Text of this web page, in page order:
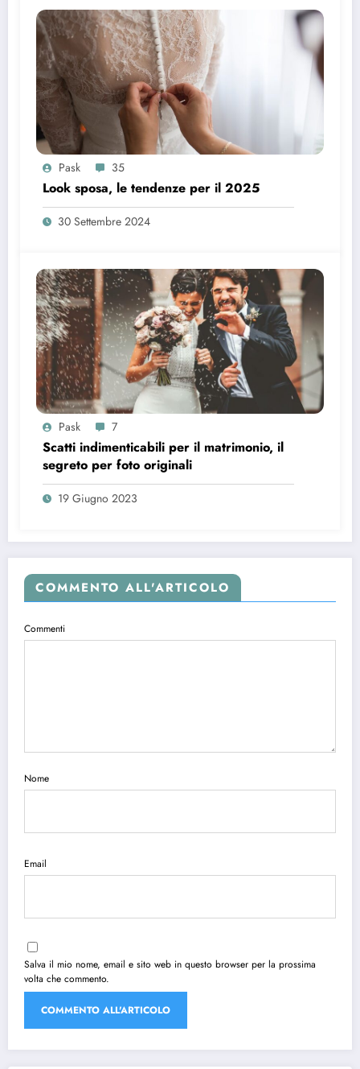
Pask 35
Look sposa, le tendenze per il 2025
30 Settembre 2024
Pask 7
Scatti indimenticabili per il matrimonio, il
segreto per foto originali
19 Giugno 2023
COMMENTO ALL'ARTICOLO
Commenti
Nome
Email
Salva il mio nome, email e sito web in questo browser per la prossima
volta che commento.